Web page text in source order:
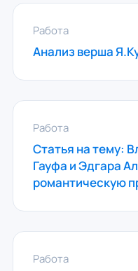
Работа
Анализ верша
Работа
Статья на тему:
Гауфа и Эдгара
романтическую
Работа